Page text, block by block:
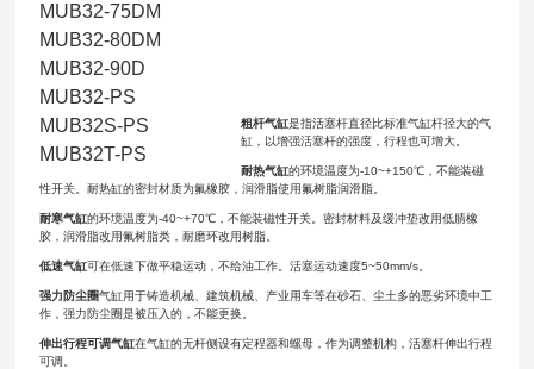
MUB32-75DM
MUB32-80DM
MUB32-90D
MUB32-PS
MUB32S-PS
MUB32T-PS
粗杆气缸是指活塞杆直径比标准气缸杆径大的气
缸，以增强活塞杆的强度，行程也可增大。
耐热气缸的环境温度为-10~+150℃，不能装磁
性开关。耐热缸的密封材质为氟橡胶，润滑脂使用氟树脂润滑脂。
耐寒气缸的环境温度为-40~+70℃，不能装磁性开关。密封材料及缓冲垫改用低腈橡
胶，润滑脂改用氟树脂类，耐磨环改用树脂。
低速气缸可在低速下做平稳运动，不给油工作。活塞运动速度5~50mm/s。
强力防尘圈气缸用于铸造机械、建筑机械、产业用车等在砂石、尘土多的恶劣环境中工
作，强力防尘圈是被压入的，不能更换。
伸出行程可调气缸在气缸的无杆侧设有定程器和螺母，作为调整机构，活塞杆伸出行程
可调。